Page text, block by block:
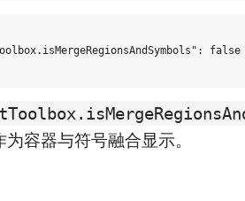
false
容器与符号融合显示。